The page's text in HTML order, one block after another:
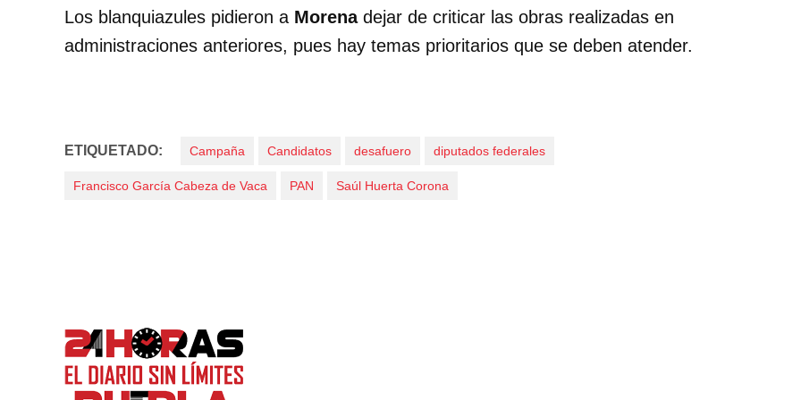
Los blanquiazules pidieron a Morenadejar de criticar las obras realizadas en
administraciones anteriores, pues hay temas prioritarios que se deben atender.
ETIQUETADO: Campaña Candidatos desafuero diputados federales
Francisco García Cabeza de Vaca PAN Saúl Huerta Corona